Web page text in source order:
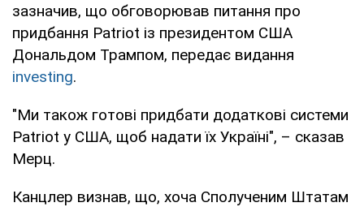
зазначив, що обговорював питання про
придбання Patriot із президентом США
Дональдом Трампом, передає видання
investing.
"Ми також готові придбати додаткові системи
Patriot у США, щоб надати їх Україні", – сказав
Мерц.
Канцлер визнав, що, хоча Сполученим Штатам